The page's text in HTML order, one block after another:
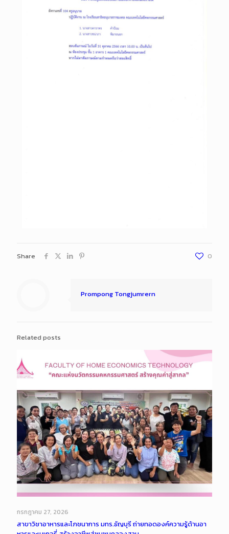
Share 0
Prompong Tongjumrern
Related posts
กรกฎาคม 27, 2026
สาขาวิชาอาหารและโภชนาการ มทร.ธัญบุรี ถ่ายทอดองค์ความรู้ด้านอา